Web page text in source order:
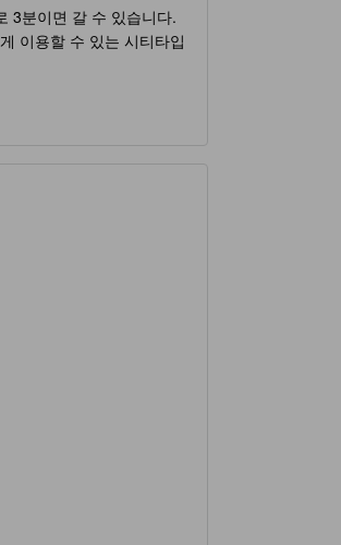
3분이면 갈 수 있습니다.
이용할 수 있는 시티타입